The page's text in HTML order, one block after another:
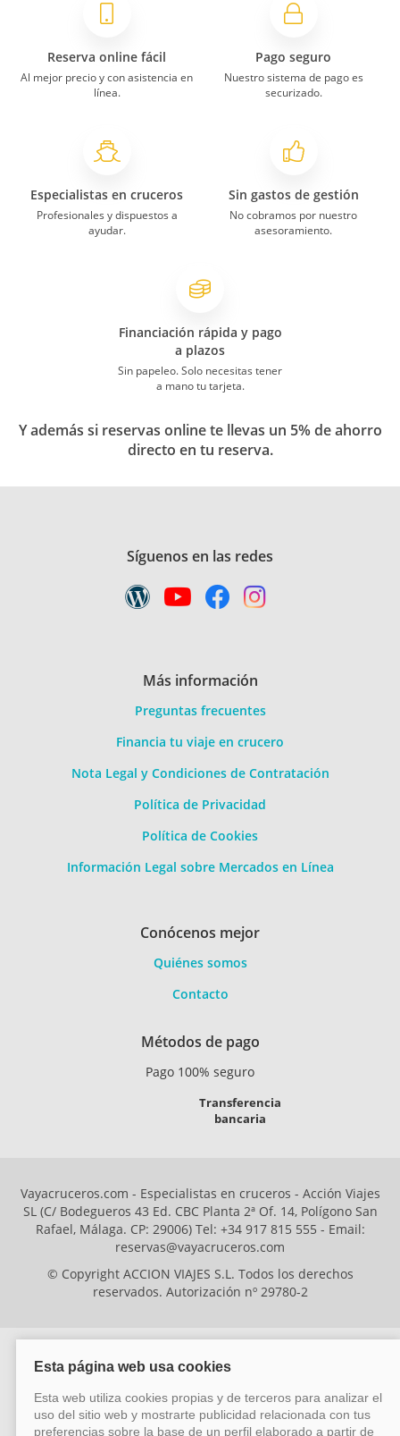
Reserva online fácil
Al mejor precio y con asistencia en
línea.
Pago seguro
Nuestro sistema de pago es
securizado.
Especialistas en cruceros
Profesionales y dispuestos a
ayudar.
Sin gastos de gestión
No cobramos por nuestro
asesoramiento.
Financiación rápida y pago
a plazos
Sin papeleo. Solo necesitas tener
a mano tu tarjeta.
Y además si reservas online te llevas un 5% de ahorro
directo en tu reserva.
Síguenos en las redes
Más información
Preguntas frecuentes
Financia tu viaje en crucero
Nota Legal y Condiciones de Contratación
Política de Privacidad
Política de Cookies
Información Legal sobre Mercados en Línea
Conócenos mejor
Quiénes somos
Contacto
Métodos de pago
Pago 100% seguro
Transferencia
bancaria
Vayacruceros.com - Especialistas en cruceros - Acción Viajes
SL (C/ Bodegueros 43 Ed. CBC Planta 2ª Of. 14, Polígono San
Rafael, Málaga. CP: 29006) Tel: +34 917 815 555 - Email:
reservas@vayacruceros.com
© Copyright ACCION VIAJES S.L. Todos los derechos
reservados. Autorización nº 29780-2
ACCION VIAJES SL ha sido beneficiaria del Fondo Europeo de Desarrollo